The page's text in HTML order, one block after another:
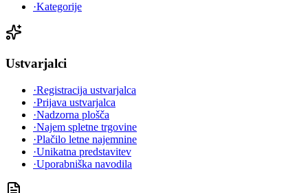
·Kategorije
Ustvarjalci
·Registracija ustvarjalca
·Prijava ustvarjalca
·Nadzorna plošča
·Najem spletne trgovine
·Plačilo letne najemnine
·Unikatna predstavitev
·Uporabniška navodila